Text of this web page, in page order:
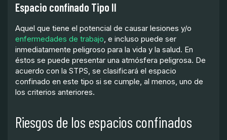
Espacio confinado Tipo II
Aquel que tiene el potencial de causar lesiones y/o
enfermedades de trabajo, e incluso puede ser
inmediatamente peligroso para la vida y la salud. En
éstos se puede presentar una atmósfera peligrosa. De
acuerdo con la STPS, se clasificará el espacio
confinado en este tipo si se cumple, al menos, uno de
los criterios anteriores.
Riesgos de los espacios confinados